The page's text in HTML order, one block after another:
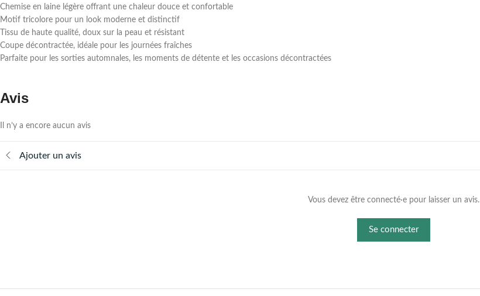
Chemise en laine légère offrant une chaleur douce et confortable
Motif tricolore pour un look moderne et distinctif
Tissu de haute qualité, doux sur la peau et résistant
Coupe décontractée, idéale pour les journées fraîches
Parfaite pour les sorties automnales, les moments de détente et les occasions décontractées
Avis
Il n’y a encore aucun avis
Ajouter un avis
Vous devez être connecté·e pour laisser un avis.
Se connecter